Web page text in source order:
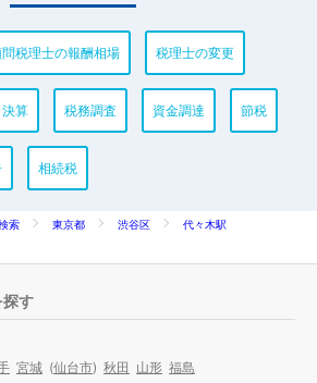
問税理士の報酬相場 税理士の変更
算 税務調査 資金調達 節税
相続税
索 東京都 渋谷区
代々木駅
す
宮城 (仙台市) 秋田 山形 福島